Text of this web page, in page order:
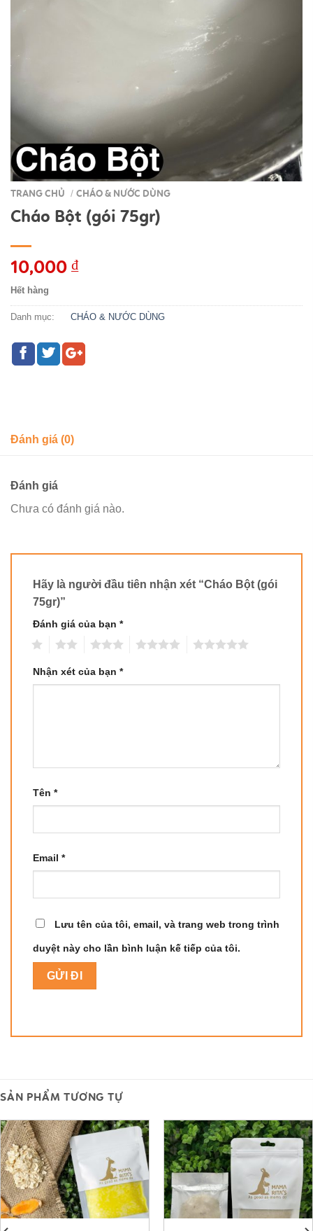
TRANG CHỦ / CHÁO & NƯỚC DÙNG
Cháo Bột (gói 75gr)
10,000 ₫
Hết hàng
Danh mục: CHÁO & NƯỚC DÙNG
Đánh giá (0)
Đánh giá
Chưa có đánh giá nào.
Hãy là người đầu tiên nhận xét “Cháo Bột (gói
75gr)”
Đánh giá của bạn *
Nhận xét của bạn *
Tên *
Email *
Lưu tên của tôi, email, và trang web trong trình
duyệt này cho lần bình luận kế tiếp của tôi.
SẢN PHẨM TƯƠNG TỰ